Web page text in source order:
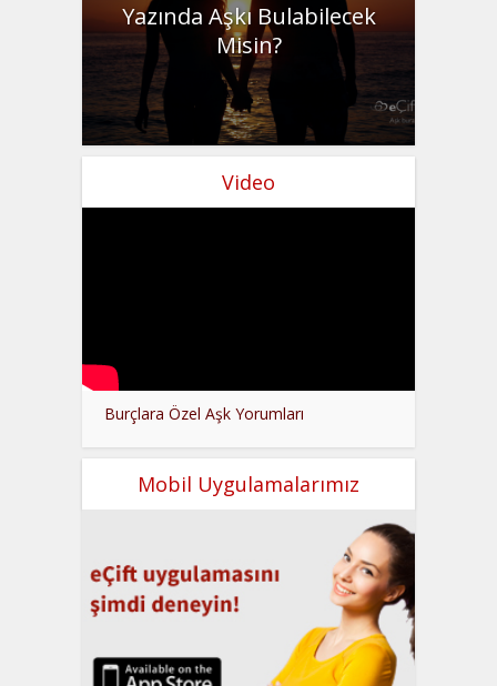
Yazında Aşkı Bulabilecek
Misin?
Video
Burçlara Özel Aşk Yorumları
Mobil Uygulamalarımız